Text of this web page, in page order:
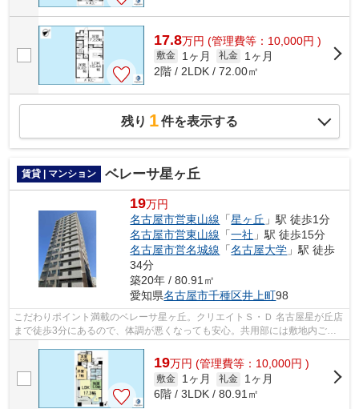
17.8万円 (管理費等：10,000円 )
敷金 1ヶ月 礼金
1ヶ月
2階 / 2LDK / 72.00㎡
残り 1件を表示する
賃貸 | マンション ベレーサ星ヶ丘
19万円
名古屋市営東山線 「星ヶ丘 」駅 徒歩1分
名古屋市営東山線 「一社 」駅 徒歩15分
名古屋市営名城線 「名古屋大学 」駅 徒歩
34分
築20年 / 80.91㎡
愛知県名古屋市千種区井上町98
こだわりポイント満載のベレーサ星ヶ丘。クリエイトＳ・Ｄ 名古屋星が丘店
まで徒歩3分にあるので、体調が悪くなっても安心。共用部には敷地内ごみ
置き場・エレベータなどが揃っており...
19万円 (管理費等：10,000円 )
敷金 1ヶ月 礼金
1ヶ月
6階 / 3LDK / 80.91㎡